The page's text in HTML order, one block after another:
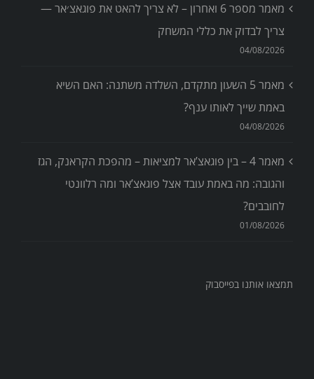
מאמר מספר 6 ואחרון – לא צריך להאט את פוגאצ׳אר —
צריך לבדוק את כללי המשחק
04/08/2026
מאמר 5 השעון מתקדם, השלדה משתנה: האם השיא
באמת שייך לאותו ענף?
04/08/2026
מאמר 4 – בין פוגאצ’אר למציאות – מהפכת הקראנק, הגז
והגובה: מה באמת עובד אצל פוגאצ’אר ומה רלוונטי
לחובבים?
01/08/2026
תמצאו אותנו בפייסבוק